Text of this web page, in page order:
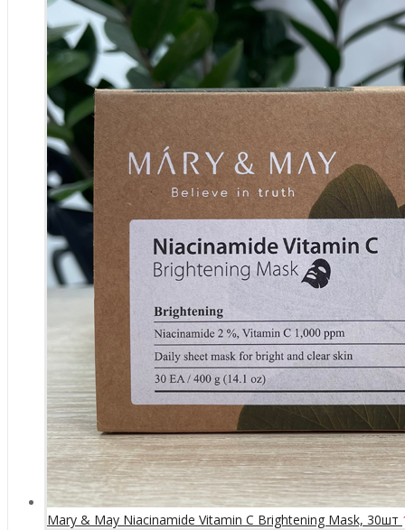
Mary & May Niacinamide Vitamin C Brightening Mask, 30шт